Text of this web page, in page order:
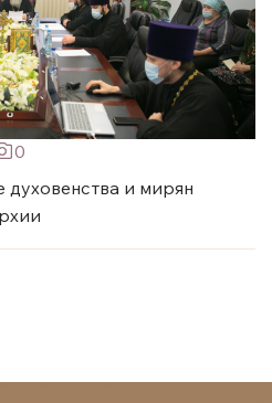
0
духовенства и мирян